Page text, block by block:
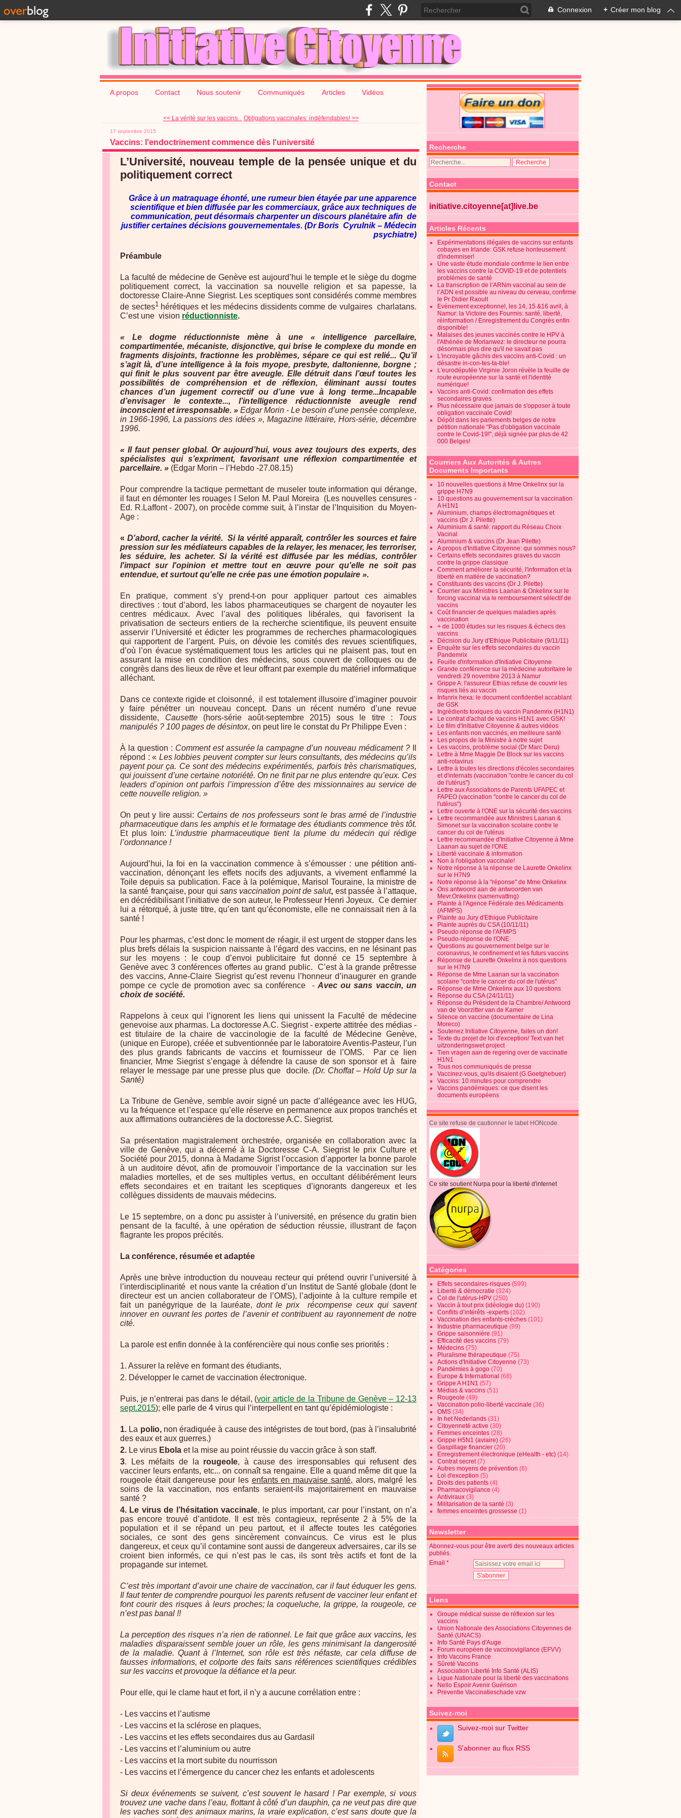
Connexion + Créer mon blog
A propos Contact Nous soutenir Communiqués Articles Vidéos
<< La vérité sur les vaccins... Obligations vaccinales: indéfendables! >>
17 septembre 2015
Vaccins: l'endoctrinement commence dès l'université
L’Université, nouveau temple de la pensée unique et du
politiquement correct
Grâce à un matraquage éhonté, une rumeur bien étayée par une apparence
scientifique et bien diffusée par les commerciaux, grâce aux techniques de
communication, peut désormais charpenter un discours planétaire afin de
justifier certaines décisions gouvernementales. (Dr Boris Cyrulnik – Médecin
psychiatre)
Préambule
La faculté de médecine de Genève est aujourd’hui le temple et le siège du dogme
politiquement correct, la vaccination sa nouvelle religion et sa papesse, la
doctoresse Claire-Anne Siegrist. Les sceptiques sont considérés comme membres
de sectes1hérétiques et les médecins dissidents comme de vulgaires charlatans.
C’est une vision réductionniste.
« Le dogme réductionniste mène à une « intelligence parcellaire,
compartimentée, mécaniste, disjonctive, qui brise le complexe du monde en
fragments disjoints, fractionne les problèmes, sépare ce qui est relié... Qu’il
s’agit là, d’une intelligence à la fois myope, presbyte, daltonienne, borgne ;
qui finit le plus souvent par être aveugle. Elle détruit dans l’œuf toutes les
possibilités de compréhension et de réflexion, éliminant aussi toutes
chances d’un jugement correctif ou d’une vue à long terme...Incapable
d’envisager le contexte..., l’intelligence réductionniste aveugle rend
inconscient et irresponsable. » Edgar Morin - Le besoin d’une pensée complexe,
in 1966-1996, La passions des idées », Magazine littéraire, Hors-série, décembre
1996.
« Il faut penser global. Or aujourd’hui, vous avez toujours des experts, des
spécialistes qui s’expriment, favorisant une réflexion compartimentée et
parcellaire. » (Edgar Morin – l’Hebdo -27.08.15)
Pour comprendre la tactique permettant de museler toute information qui dérange,
il faut en démonter les rouages l Selon M. Paul Moreira (Les nouvelles censures -
Ed. R.Laffont - 2007), on procède comme suit, à l’instar de l’Inquisition du Moyen-
Age :
« D'abord, cacher la vérité. Si la vérité apparaît, contrôler les sources et faire
pression sur les médiateurs capables de la relayer, les menacer, les terroriser,
les séduire, les acheter. Si la vérité est diffusée par les médias, contrôler
l'impact sur l'opinion et mettre tout en œuvre pour qu'elle ne soit pas
entendue, et surtout qu'elle ne crée pas une émotion populaire ».
En pratique, comment s’y prend-t-on pour appliquer partout ces aimables
directives : tout d’abord, les labos pharmaceutiques se chargent de noyauter les
centres médicaux. Avec l’aval des politiques libérales, qui favorisent la
privatisation de secteurs entiers de la recherche scientifique, ils peuvent ensuite
asservir l’Université et édicter les programmes de recherches pharmacologiques
qui rapportent de l’argent. Puis, on dévoie les comités des revues scientifiques,
d’où l’on évacue systématiquement tous les articles qui ne plaisent pas, tout en
assurant la mise en condition des médecins, sous couvert de colloques ou de
congrès dans des lieux de rêve et leur offrant par exemple du matériel informatique
alléchant.
Dans ce contexte rigide et cloisonné, il est totalement illusoire d’imaginer pouvoir
y faire pénétrer un nouveau concept. Dans un récent numéro d’une revue
dissidente, Causette(hors-série août-septembre 2015) sous le titre : Tous
manipulés ? 100 pages de désintox, on peut lire le constat du Pr Philippe Even :
À la question : Comment est assurée la campagne d’un nouveau médicament ?
répond : « Les lobbies peuvent compter sur leurs consultants, des médecins qu’ils
payent pour ça. Ce sont des médecins expérimentés, parfois très charismatiques,
qui jouissent d’une certaine notoriété. On ne finit par ne plus entendre qu’eux. Ces
leaders d’opinion ont parfois l’impression d’être des missionnaires au service de
cette nouvelle religion. »
On peut y lire aussi: Certains de nos professeurs sont le bras armé de l’industrie
pharmaceutique dans les amphis et le formatage des étudiants commence très tôt.
Et plus loin:L’industrie pharmaceutique tient la plume du médecin qui rédige
l’ordonnance !
Aujourd’hui, la foi en la vaccination commence à s’émousser : une pétition anti-
vaccination, dénonçant les effets nocifs des adjuvants, a vivement enflammé la
Toile depuis sa publication. Face à la polémique, Marisol Touraine, la ministre de
la santé française, pour qui sans vaccination point de salut, est passée à l’attaque,
en décrédibilisant l'initiative de son auteur, le Professeur Henri Joyeux. Ce dernier
lui a rétorqué, à juste titre, qu’en tant qu’économiste, elle ne connaissait rien à la
santé !
Pour les pharmas, c’est donc le moment de réagir, il est urgent de stopper dans les
plus brefs délais la suspicion naissante à l’égard des vaccins, en ne lésinant pas
sur les moyens : le coup d’envoi publicitaire fut donné ce 15 septembre à
Genève avec 3 conférences offertes au grand public. C’est à la grande prêtresse
des vaccins, Anne-Claire Siegrist qu’est revenu l’honneur d’inaugurer en grande
pompe ce cycle de promotion avec sa conférence - Avec ou sans vaccin, un
choix de société.
Rappelons à ceux qui l’ignorent les liens qui unissent la Faculté de médecine
genevoise aux pharmas. La doctoresse A.C. Siegrist - experte attitrée des médias -
est titulaire de la chaire de vaccinologie de la faculté de Médecine Genève,
(unique en Europe), créée et subventionnée par le laboratoire Aventis-Pasteur, l’un
des plus grands fabricants de vaccins et fournisseur de l’OMS. Par ce lien
financier, Mme Siegrist s’engage à défendre la cause de son sponsor et à faire
relayer le message par une presse plus que docile. (Dr. Choffat – Hold Up sur la
Santé)
La Tribune de Genève, semble avoir signé un pacte d’allégeance avec les HUG,
vu la fréquence et l’espace qu’elle réserve en permanence aux propos tranchés et
aux affirmations outrancières de la doctoresse A.C. Siegrist.
Sa présentation magistralement orchestrée, organisée en collaboration avec la
ville de Genève, qui a décerné à la Doctoresse C-A. Siegrist le prix Culture et
Société pour 2015, donna à Madame Sigrist l’occasion d’apporter la bonne parole
à un auditoire dévot, afin de promouvoir l’importance de la vaccination sur les
maladies mortelles, et de ses multiples vertus, en occultant délibérément leurs
effets secondaires et en traitant les sceptiques d’ignorants dangereux et les
collègues dissidents de mauvais médecins.
Le 15 septembre, on a donc pu assister à l’université, en présence du gratin bien
pensant de la faculté, à une opération de séduction réussie, illustrant de façon
flagrante les propos précités.
La conférence, résumée et adaptée
Après une brève introduction du nouveau recteur qui prétend ouvrir l’université à
l’interdisciplinarité et nous vante la création d’un Institut de Santé globale (dont le
directeur est un ancien collaborateur de l’OMS), l’adjointe à la culture rempile et
fait un panégyrique de la lauréate, dont le prix récompense ceux qui savent
innover en ouvrant les portes de l’avenir et contribuent au rayonnement de notre
cité.
La parole est enfin donnée à la conférencière qui nous confie ses priorités :
1. Assurer la relève en formant des étudiants,
2. Développer le carnet de vaccination électronique.
Puis, je n’entrerai pas dans le détail, (voir article de la Tribune de Genève – 12-13
sept.2015); elle parle de 4 virus qui l’interpellent en tant qu’épidémiologiste :
1. La polio, non éradiquée à cause des intégristes de tout bord, (pas à l’insalubrité
des eaux et aux guerres.)
2. Le virus Ebola et la mise au point réussie du vaccin grâce à son staff.
3. Les méfaits de la rougeole, à cause des irresponsables qui refusent des
vacciner leurs enfants, etc... on connaît sa rengaine. Elle a quand même dit que la
rougeole était dangereuse pour les enfants en mauvaise santé, alors, malgré les
soins de la vaccination, nos enfants seraient-ils majoritairement en mauvaise
santé ?
4. Le virus de l’hésitation vaccinale, le plus important, car pour l’instant, on n’a
pas encore trouvé d’antidote. Il est très contagieux, représente 2 à 5% de la
population et il se répand un peu partout, et il affecte toutes les catégories
sociales, ce sont des gens sincèrement convaincus. Ce virus est le plus
dangereux, et ceux qu’il contamine sont aussi de dangereux adversaires, car ils se
croient bien informés, ce qui n’est pas le cas, ils sont très actifs et font de la
propagande sur internet.
C’est très important d’avoir une chaire de vaccination, car il faut éduquer les gens.
Il faut tenter de comprendre pourquoi les parents refusent de vacciner leur enfant et
font courir des risques à leurs proches; la coqueluche, la grippe, la rougeole, ce
n’est pas banal !!
La perception des risques n’a rien de rationnel. Le fait que grâce aux vaccins, les
maladies disparaissent semble jouer un rôle, les gens minimisant la dangerosité
de la maladie. Quant à l’Internet, son rôle est très néfaste, car cela diffuse de
fausses informations, et colporte des faits sans références scientifiques crédibles
sur les vaccins et provoque la défiance et la peur.
Pour elle, qui le clame haut et fort, il n’y a aucune corrélation entre :
- Les vaccins et l’autisme
- Les vaccins et la sclérose en plaques,
- Les vaccins et les effets secondaires dus au Gardasil
- Les vaccins et l’aluminium ou autre
- Les vaccins et la mort subite du nourrisson
- Les vaccins et l’émergence du cancer chez les enfants et adolescents
Si deux événements se suivent, c’est souvent le hasard ! Par exemple, si vous
trouvez une vache dans l’eau, flottant à côté d’un dauphin, ça ne veut pas dire que
les vaches sont des animaux marins, la vraie explication, c’est sans doute que la
Recherche
Contact
initiative.citoyenne[at]live.be
Articles Récents
Expérimentations illégales de vaccins sur enfants
cobayes en Irlande: GSK refuse honteusement
d'indemniser!
Une vaste étude mondiale confirme le lien entre
les vaccins contre la COVID-19 et de potentiels
problèmes de santé
La transcription de l’ARNm vaccinal au sein de
l’ADN est possible au niveau du cerveau, confirme
le Pr Didier Raoult
Evénement exceptionnel, les 14, 15 &16 avril, à
Namur: la Victoire des Fourmis: santé, liberté,
réinformation / Enregistrement du Congrès enfin
disponible!
Malaises des jeunes vaccinés contre le HPV à
l'Athénée de Morlanwez: le directeur ne pourra
désormais plus dire qu'il ne savait pas
L'incroyable gâchis des vaccins anti-Covid : un
désastre in-con-tes-ta-ble!
L'eurodéputée Virginie Joron révèle la feuille de
route européenne sur la santé et l'identité
numérique!
Vaccins anti-Covid: confirmation des effets
secondaires graves
Plus nécessaire que jamais de s'opposer à toute
obligation vaccinale Covid!
Dépôt dans les parlements belges de notre
pétition nationale "Pas d'obligation vaccinale
contre le Covid-19!", déjà signée par plus de 42
000 Belges!
Courriers Aux Autorités & Autres
Documents Importants
10 nouvelles questions à Mme Onkelinx sur la
grippe H7N9
10 questions au gouvernement sur la vaccination
A H1N1
Aluminium, champs électromagnétiques et
vaccins (Dr J. Pilette)
Aluminium & santé: rapport du Réseau Choix
Vacinal
Aluminium & vaccins (Dr Jean Pilette)
A propos d'Initiative Citoyenne: qui sommes nous?
Certains effets secondaires graves du vaccin
contre la grippe classique
Comment améliorer la sécurité, l'information et la
liberté en matière de vaccination?
Constituants des vaccins (Dr J. Pilette)
Courrier aux Ministres Laanan & Onkelinx sur le
forcing vaccinal via le remboursement sélectif de
vaccins
Coût financier de quelques maladies après
vaccination
+ de 1000 études sur les risques & échecs des
vaccins
Décision du Jury d'Ethique Publicitaire (9/11/11)
Enquête sur les effets secondaires du vaccin
Pandemrix
Feuille d'information d'Initiative Citoyenne
Grande conférence sur la médecine autoritaire le
vendredi 29 novembre 2013 à Namur
Grippe A: l'assureur Ethias refuse de couvrir les
risques liés au vaccin
Infanrix hexa: le document confidentiel accablant
de GSK
Ingrédients toxiques du vaccin Pandemrix (H1N1)
Le contrat d'achat de vaccins H1N1 avec GSK!
Le film d'Initiative Citoyenne & autres vidéos
Les enfants non vaccinés, en meilleure santé
Les propos de la Ministre à notre sujet
Les vaccins, problème social (Dr Marc Deru)
Lettre à Mme Maggie De Block sur les vaccins
anti-rotavirus
Lettre à toutes les directions d'écoles secondaires
et d'internats (vaccination "contre le cancer du col
de l'utérus")
Lettre aux Associations de Parents UFAPEC et
FAPEO (vaccination "contre le cancer du col de
l'utérus")
Lettre ouverte à l'ONE sur la sécurité des vaccins
Lettre recommandée aux Ministres Laanan &
Simonet sur la vaccination scolaire contre le
cancer du col de l'utérus
Lettre recommandée d'Initiative Citoyenne à Mme
Laanan au sujet de l'ONE
Liberté vaccinale & information
Non à l'obligation vaccinale!
Notre réponse à la réponse de Laurette Onkelinx
sur le H7N9
Notre réponse à la "réponse" de Mme Onkelinx
Ons antwoord aan de antwoorden van
Mevr.Onkelinx (samenvatting)
Plainte à l'Agence Fédérale des Médicaments
(AFMPS)
Plainte au Jury d'Ethique Publicitaire
Plainte auprès du CSA (10/11/11)
Pseudo réponse de l'AFMPS
Pseudo-réponse de l'ONE
Questions au gouvernement belge sur le
coronavirus, le confinement et les futurs vaccins
Réponse de Laurette Onkelinx à nos questions
sur le H7N9
Réponse de Mme Laanan sur la vaccination
scolaire "contre le cancer du col de l'utérus"
Réponse de Mme Onkelinx aux 10 questions
Réponse du CSA (24/11/11)
Réponse du Président de la Chambre/ Antwoord
van de Voorzitter van de Kamer
Silence on vaccine (documentaire de Lina
Moreco)
Soutenez Initiative Citoyenne, faites un don!
Texte du projet de loi d'exception/ Text van het
uitzonderingswet project
Tien vragen aan de regering over de vaccinatie
H1N1
Tous nos communiqués de presse
Vaccinez-vous, qu'ils disaient (G.Goetghebuer)
Vaccins: 10 minutes pour comprendre
Vaccins pandémiques: ce que disent les
documents européens
Ce site refuse de cautionner le label HONcode.
Ce site soutient Nurpa pour la liberté d'internet
Catégories
Effets secondaires-risques (599)
Liberté & démocratie (324)
Col de l'utérus-HPV (250)
Vaccin à tout prix (idéologie du) (190)
Conflits d’intérêts -experts (102)
Vaccination des enfants-crèches (101)
Industrie pharmaceutique (99)
Grippe saisonnière (91)
Efficacité des vaccins (79)
Médecins (75)
Pluralisme thérapeutique (75)
Actions d'Initiative Citoyenne (73)
Pandémies à gogo (70)
Europe & International (68)
Grippe A H1N1 (57)
Médias & vaccins (51)
Rougeole (49)
Vaccination polio-liberté vaccinale (36)
OMS (34)
In het Nederlands (31)
Citoyenneté active (30)
Femmes enceintes (28)
Grippe H5N1 (aviaire) (26)
Gaspillage financier (20)
Enregistrement électronique (eHealth - etc) (14)
Contrat secret(7)
Autres moyens de prévention (6)
Loi d'exception (5)
Droits des patients (4)
Pharmacovigilance (4)
Antiviraux (3)
Militarisation de la santé (3)
femmes enceintes grossesse (1)
Newsletter
Abonnez-vous pour être averti des nouveaux articles
publiés.
Email
Liens
Groupe médical suisse de réflexion sur les
vaccins
Union Nationale des Associations Citoyennes de
Santé (UNACS)
Info Santé Pays d'Auge
Forum européen de vaccinovigilance (EFVV)
Info Vaccins France
Sûreté Vaccins
Association Liberté Info Santé (ALIS)
Ligue Nationale pour la liberté des vaccinations
Nello Espoir Avenir Guérison
Preventie Vaccinatieschade vzw
Suivez-moi
Suivez-moi sur Twitter
S'abonner au flux RSS